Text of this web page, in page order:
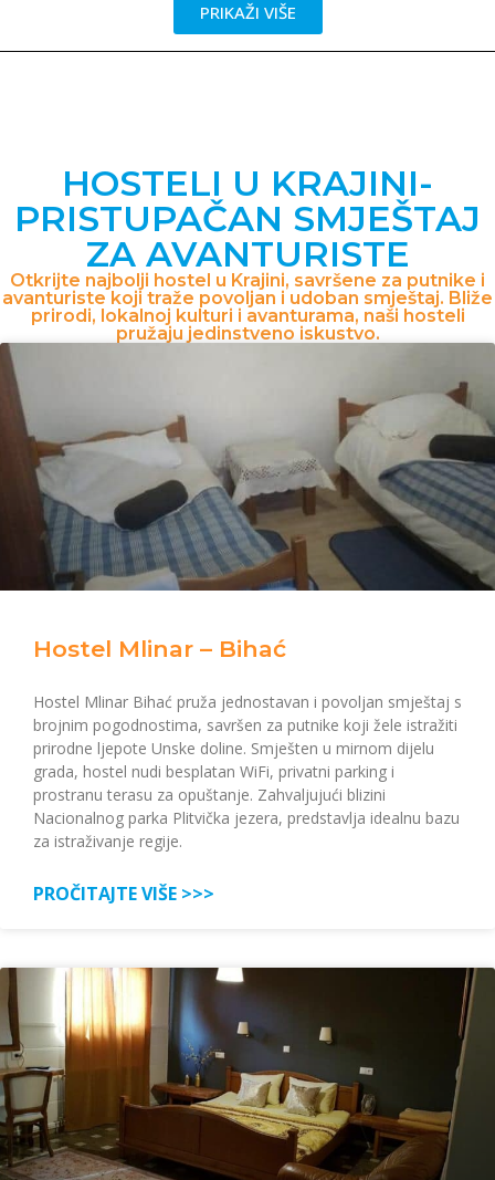
PRIKAŽI VIŠE
HOSTELI U KRAJINI-
PRISTUPAČAN SMJEŠTAJ
ZA AVANTURISTE
Otkrijte najbolji hostel u Krajini, savršene za putnike i
avanturiste koji traže povoljan i udoban smještaj. Bliže
prirodi, lokalnoj kulturi i avanturama, naši hosteli
pružaju jedinstveno iskustvo.
Hostel Mlinar – Bihać
Hostel Mlinar Bihać pruža jednostavan i povoljan smještaj s
brojnim pogodnostima, savršen za putnike koji žele istražiti
prirodne ljepote Unske doline. Smješten u mirnom dijelu
grada, hostel nudi besplatan WiFi, privatni parking i
prostranu terasu za opuštanje. Zahvaljujući blizini
Nacionalnog parka Plitvička jezera, predstavlja idealnu bazu
za istraživanje regije.
PROČITAJTE VIŠE >>>